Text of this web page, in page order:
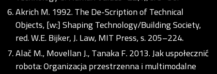
Akrich M. 1992. The De-Scription of Technical
Objects, [w:] Shaping Technology/Building Society,
red. W.E. Bijker, J. Law, MIT Press, s. 205–224.
Alač M., Movellan J., Tanaka F. 2013. Jak uspołecznić
robota: Organizacja przestrzenna i multimodalne